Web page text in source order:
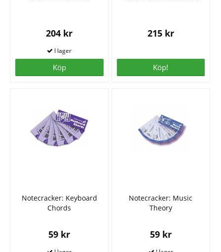
204 kr
Köp
215 kr
Köp!
Notecracker: Keyboard
Chords
59 kr
Notecracker: Music
Theory
59 kr